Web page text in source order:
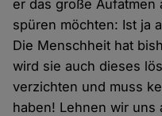
er das große Aufatmen
spüren möchten: Ist ja
Die Menschheit hat
wird sie auch dieses
verzichten und muss
haben! Lehnen wir uns